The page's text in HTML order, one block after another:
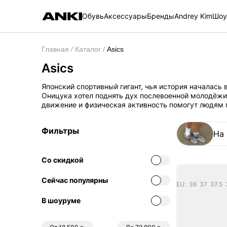
ОбувьАксессуарыБрендыAndrey Kim
Главная Каталог Asics
Asics
Японский спортивный гигант, чья история
Оницука хотел поднять дух послевоенной
движение и физическая активность помогут людям
Onitsuka Tiger, и только позже, в 1977 году, он
латинского выражения "Anima Sana In Corpore
здоровый дух». Asics стал легендой благодаря
биомеханики. Это привело к разработке культовой
фокусируется на функциональности и
достигать новых высот.
Фильтры
Со скидкой
Сейчас популярны
В шоуруме
На